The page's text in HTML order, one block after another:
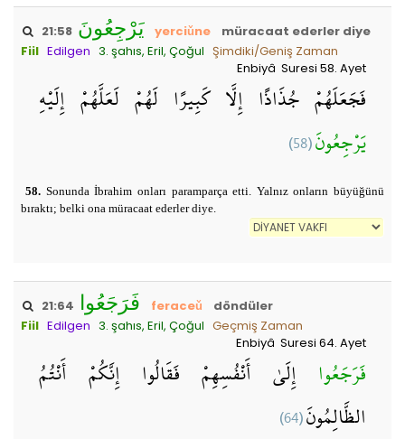
21:58 يَرْجِعُونَ yerciǔne
müracaat ederler diye
Fiil Edilgen 3. şahıs, Eril, Çoğul Şimdiki/Geniş Zaman
Enbiyâ Suresi 58. Ayet
فَجَعَلَهُمْ جُذَاذًا إِلَّا كَبِيرًا لَهُمْ لَعَلَّهُمْ إِلَيْهِ
يَرْجِعُونَ(58)
58. Sonunda İbrahim onları paramparça etti. Yalnız onların büyüğünü
bıraktı; belki ona müracaat ederler diye.
21:64 فَرَجَعُوا feraceǔ
döndüler
Fiil Edilgen 3. şahıs, Eril, Çoğul Geçmiş Zaman
Enbiyâ Suresi 64. Ayet
فَرَجَعُوا إِلَىٰ أَنْفُسِهِمْ فَقَالُوا إِنَّكُمْ أَنْتُمُ
الظَّالِمُونَ(64)